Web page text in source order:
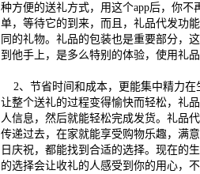
种方便的送礼方式，用这个app后，你
单，等待它的到来，而且，礼品代发功
同的礼物。礼品的包装也是重要部分，
到他手上，是多么特别的体验，使用礼
2、节省时间和成本，更能集中精力在
让整个送礼的过程变得愉快而轻松，礼
人信息，然后就能轻松完成发货。礼品
传递过去，在家就能享受购物乐趣，满
日庆祝，都能找到合适的选择。现在的
的选择会让收礼的人感受到你的用心，